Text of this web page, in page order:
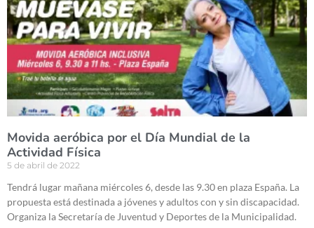
Movida aeróbica por el Día Mundial de la
Actividad Física
5 de abril de 2022
Tendrá lugar mañana miércoles 6, desde las 9.30 en plaza España. La
propuesta está destinada a jóvenes y adultos con y sin discapacidad.
Organiza la Secretaría de Juventud y Deportes de la Municipalidad.